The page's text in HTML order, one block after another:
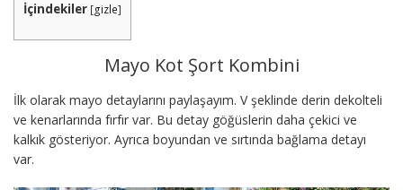
İçindekiler [gizle]
Mayo Kot Şort Kombini
İlk olarak mayo detaylarını paylaşayım. V şeklinde derin dekolteli
ve kenarlarında fırfır var. Bu detay göğüslerin daha çekici ve
kalkık gösteriyor. Ayrıca boyundan ve sırtında bağlama detayı
var.